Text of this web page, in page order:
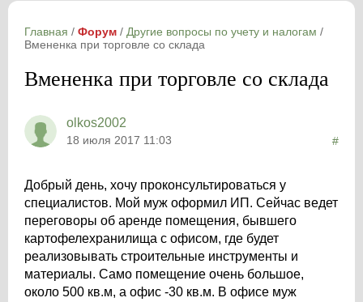
Главная / Форум / Другие вопросы по учету и налогам /
Вмененка при торговле со склада
Вмененка при торговле со склада
olkos2002
18 июля 2017 11:03 #
Добрый день, хочу проконсультироваться у
специалистов. Мой муж оформил ИП. Сейчас ведет
переговоры об аренде помещения, бывшего
картофелехранилища с офисом, где будет
реализовывать строительные инструменты и
материалы. Само помещение очень большое,
около 500 кв.м, а офис -30 кв.м. В офисе муж